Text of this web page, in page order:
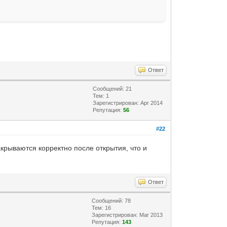
Ответ
Сообщений: 21
Тем: 1
Зарегистрирован: Apr 2014
Репутация:56
#22
корректно после открытия, что и
Ответ
Сообщений: 78
Тем: 16
Зарегистрирован: Mar 2013
Репутация:143